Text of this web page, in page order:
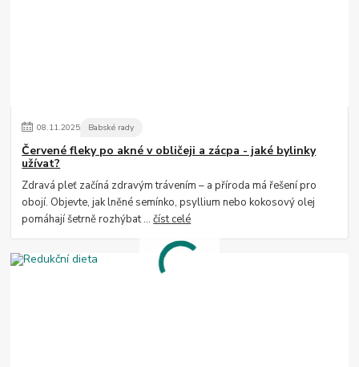
08.11.2025 Babské rady
Červené fleky po akné v obličeji a zácpa - jaké bylinky
užívat?
Zdravá pleť začíná zdravým trávením – a příroda má řešení pro
obojí. Objevte, jak lněné semínko, psyllium nebo kokosový olej
pomáhají šetrně rozhýbat ...číst celé